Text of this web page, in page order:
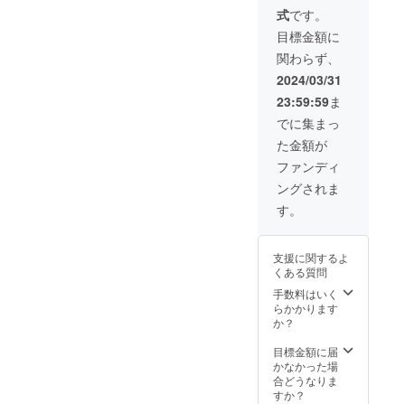
もがき
なが
ら、成
長して
いく姿
を描
く。 近
年再開
発を続
ける名
古屋で
撮影を
⾏い、
変わっ
ていく
街並
み、新
しく⽣
まれ変
像に捉
えなが
ら、主
メージ
クリア
ファイ
ル送付
（MP4
デー
タ） ・
サウン
ドト
ラック
andエン
ディン
グテー
マ送付
（MP3
デー
タ） ・
上映
会）ご
招待and
初号試
写の様
子を動
データ)
で送付
※試写会
をご記
入くだ
さい）
※記載を
ご希望
でない
方は不
要とご
記入く
ださ
い。 ※
公序良
俗に反
種依存
掲載で
きませ
ん。 ※
ご希望
でない
「プレ
ミアム
コー
ス」や
式です。
目標金額に
関わらず、
2024/03/31
23:59:59ま
でに集まっ
た金額が
ファンディ
ングされま
す。
支援に関するよ
くある質問
手数料はいく
らかかります
か？
目標金額に届
かなかった場
合どうなりま
すか？